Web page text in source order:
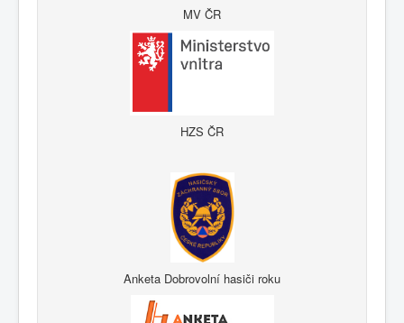
MV ČR
HZS ČR
Anketa Dobrovolní hasiči roku